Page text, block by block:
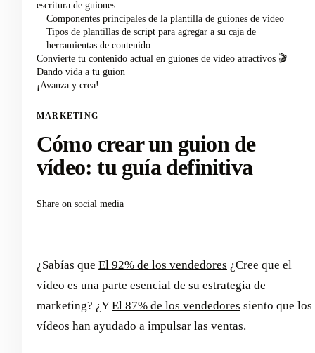
escritura de guiones
Componentes principales de la plantilla de guiones de vídeo
Tipos de plantillas de script para agregar a su caja de
herramientas de contenido
Convierte tu contenido actual en guiones de vídeo atractivos 🎬
Dando vida a tu guion
¡Avanza y crea!
MARKETING
Cómo crear un guion de
vídeo: tu guía definitiva
Share on social media
¿Sabías que El 92% de los vendedores ¿Cree que el
vídeo es una parte esencial de su estrategia de
marketing? ¿YEl 87% de los vendedores siento que los
vídeos han ayudado a impulsar las ventas.